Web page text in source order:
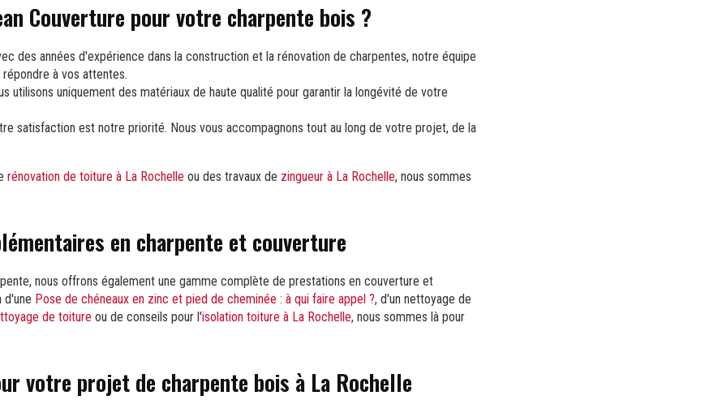
Couverture pour votre charpente bois ?
des années d'expérience dans la construction et la rénovation de charpentes, notre équipe
à vos attentes.
utilisons uniquement des matériaux de haute qualité pour garantir la longévité de votre
satisfaction est notre priorité. Nous vous accompagnons tout au long de votre projet, de la
rénovation de toiture à La Rochelle ou des travaux de zingueur à La Rochelle, nous sommes
en charpente et couverture
nous offrons également une gamme complète de prestations en couverture et
d'une Pose de chéneaux en zinc et pied de cheminée : à qui faire appel ?, d'un nettoyage de
de toiture ou de conseils pour l'isolation toiture à La Rochelle, nous sommes là pour
votre projet de charpente bois à La Rochelle